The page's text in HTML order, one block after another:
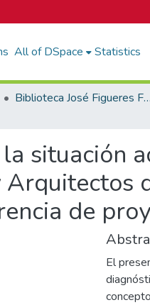
All of DSpace Statistics
Biblioteca José Figueres Ferrer
situación
de
El